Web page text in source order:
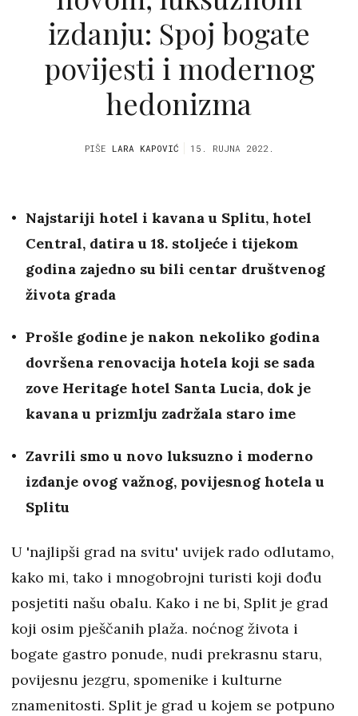
izdanju: Spoj bogate
povijesti i modernog
hedonizma
PIŠE LARA KAPOVIĆ 15. RUJNA 2022.
Najstariji hotel i kavana u Splitu, hotel
Central, datira u 18. stoljeće i tijekom
godina zajedno su bili centar društvenog
života grada
Prošle godine je nakon nekoliko godina
dovršena renovacija hotela koji se sada
zove Heritage hotel Santa Lucia, dok je
kavana u prizmlju zadržala staro ime
Zavrili smo u novo luksuzno i moderno
izdanje ovog važnog, povijesnog hotela u
Splitu
U 'najlipši grad na svitu' uvijek rado odlutamo,
kako mi, tako i mnogobrojni turisti koji dođu
posjetiti našu obalu. Kako i ne bi, Split je grad
koji osim pješčanih plaža. noćnog života i
bogate gastro ponude, nudi prekrasnu staru,
povijesnu jezgru, spomenike i kulturne
znamenitosti. Split je grad u kojem se potpuno